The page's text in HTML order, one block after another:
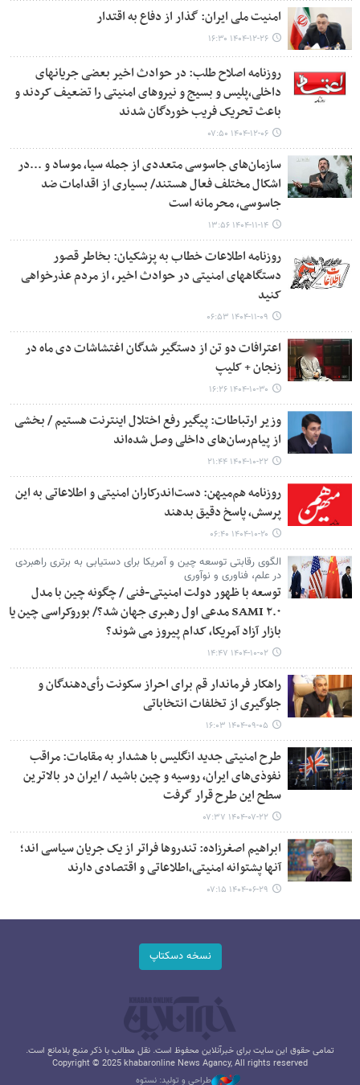
امنیت ملی ایران: گذار از دفاع به اقتدار
۱۴۰۴-۱۲-۲۶ ۱۶:۳۰
روزنامه اصلاح طلب: در حوادث اخیر بعضی جریانهای
داخلی،پلیس و بسیج و نیروهای امنیتی را تضعیف کردند و
باعث تحریک فریب خوردگان شدند
۱۴۰۴-۱۲-۰۶ ۰۷:۵۰
سازمان‌های جاسوسی متعددی از جمله سیا، موساد و ...در
اشکال مختلف فعال هستند/ بسیاری از اقدامات ضد
جاسوسی، محرمانه است
۱۴۰۴-۱۱-۱۴ ۱۳:۵۶
روزنامه اطلاعات خطاب به پزشکیان: بخاطر قصور
دستگاههای امنیتی در حوادث اخیر، از مردم عذرخواهی
کنید
۱۴۰۴-۱۱-۰۹ ۰۶:۵۳
اعترافات دو تن از دستگیر شدگان اغتشاشات دی ماه در
زنجان + کلیپ
۱۴۰۴-۱۰-۳۰ ۱۶:۲۶
وزیر ارتباطات: پیگیر رفع اختلال اینترنت هستیم / بخشی
از پیام‌رسان‌های داخلی وصل شده‌اند
۱۴۰۴-۱۰-۲۲ ۲۱:۴۴
روزنامه هم‌میهن: دست‌اندرکاران امنیتی و اطلاعاتی به این
پرسش، پاسخ دقیق بدهند
۱۴۰۴-۱۰-۲۰ ۰۶:۴۰
الگوی رقابتی توسعه چین و آمریکا برای دستیابی به برتری راهبردی
در علم، فناوری و نوآوری
توسعه با ظهور دولت امنیتی-فنی / چگونه چین با مدل
SAMI ۲.۰ مدعی اول رهبری جهان شد؟/ بوروکراسی چین یا
بازار آزاد آمریکا، کدام پیروز می شوند؟
۱۴۰۴-۱۰-۰۲ ۱۴:۴۷
راهکار فرماندار قم برای احراز سکونت رأی‌دهندگان و
جلوگیری از تخلفات انتخاباتی
۱۴۰۴-۰۹-۰۵ ۱۶:۰۳
طرح امنیتی جدید انگلیس با هشدار به مقامات: مراقب
نفوذی‌های ایران، روسیه و چین باشید / ایران در بالاترین
سطح این طرح قرار گرفت
۱۴۰۴-۰۷-۲۲ ۰۷:۳۷
ابراهیم اصغرزاده: تندروها فراتر از یک جریان سیاسی اند؛
آنها پشتوانه امنیتی،اطلاعاتی و اقتصادی دارند
۱۴۰۴-۰۶-۲۹ ۰۷:۱۵
نسخه دسکتاپ
تمامی حقوق این سایت برای خبرآنلاین محفوظ است. نقل مطالب با ذکر منبع بلامانع است.
Copyright © 2025 khabaronline News Agancy, All rights reserved
طراحی و تولید: نستوه